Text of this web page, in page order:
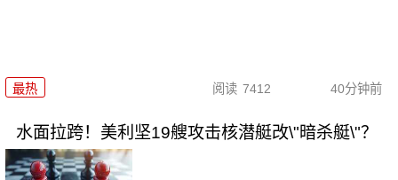
最热 阅读 7412 40分钟前
水面拉跨！美利坚19艘攻击核潜艇改\"暗杀艇\"？